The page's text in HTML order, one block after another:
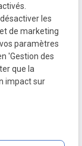
Plan du
les
de marketing
paramètres
'Gestion des
que la
impact sur